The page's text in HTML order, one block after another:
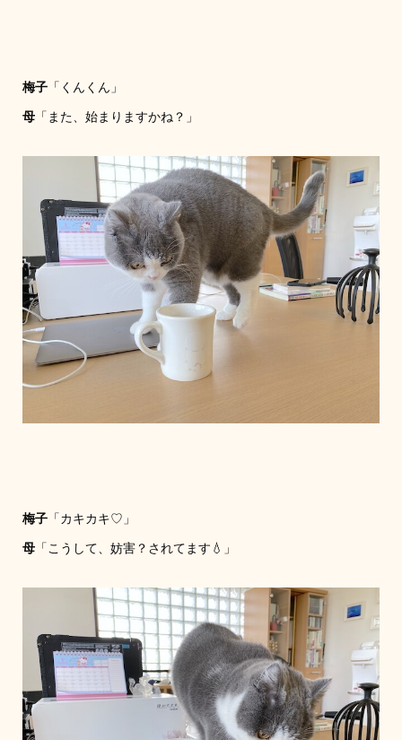
梅子「くんくん」
母「また、始まりますかね？」
梅子「カキカキ♡」
母「こうして、妨害？されてます💧」